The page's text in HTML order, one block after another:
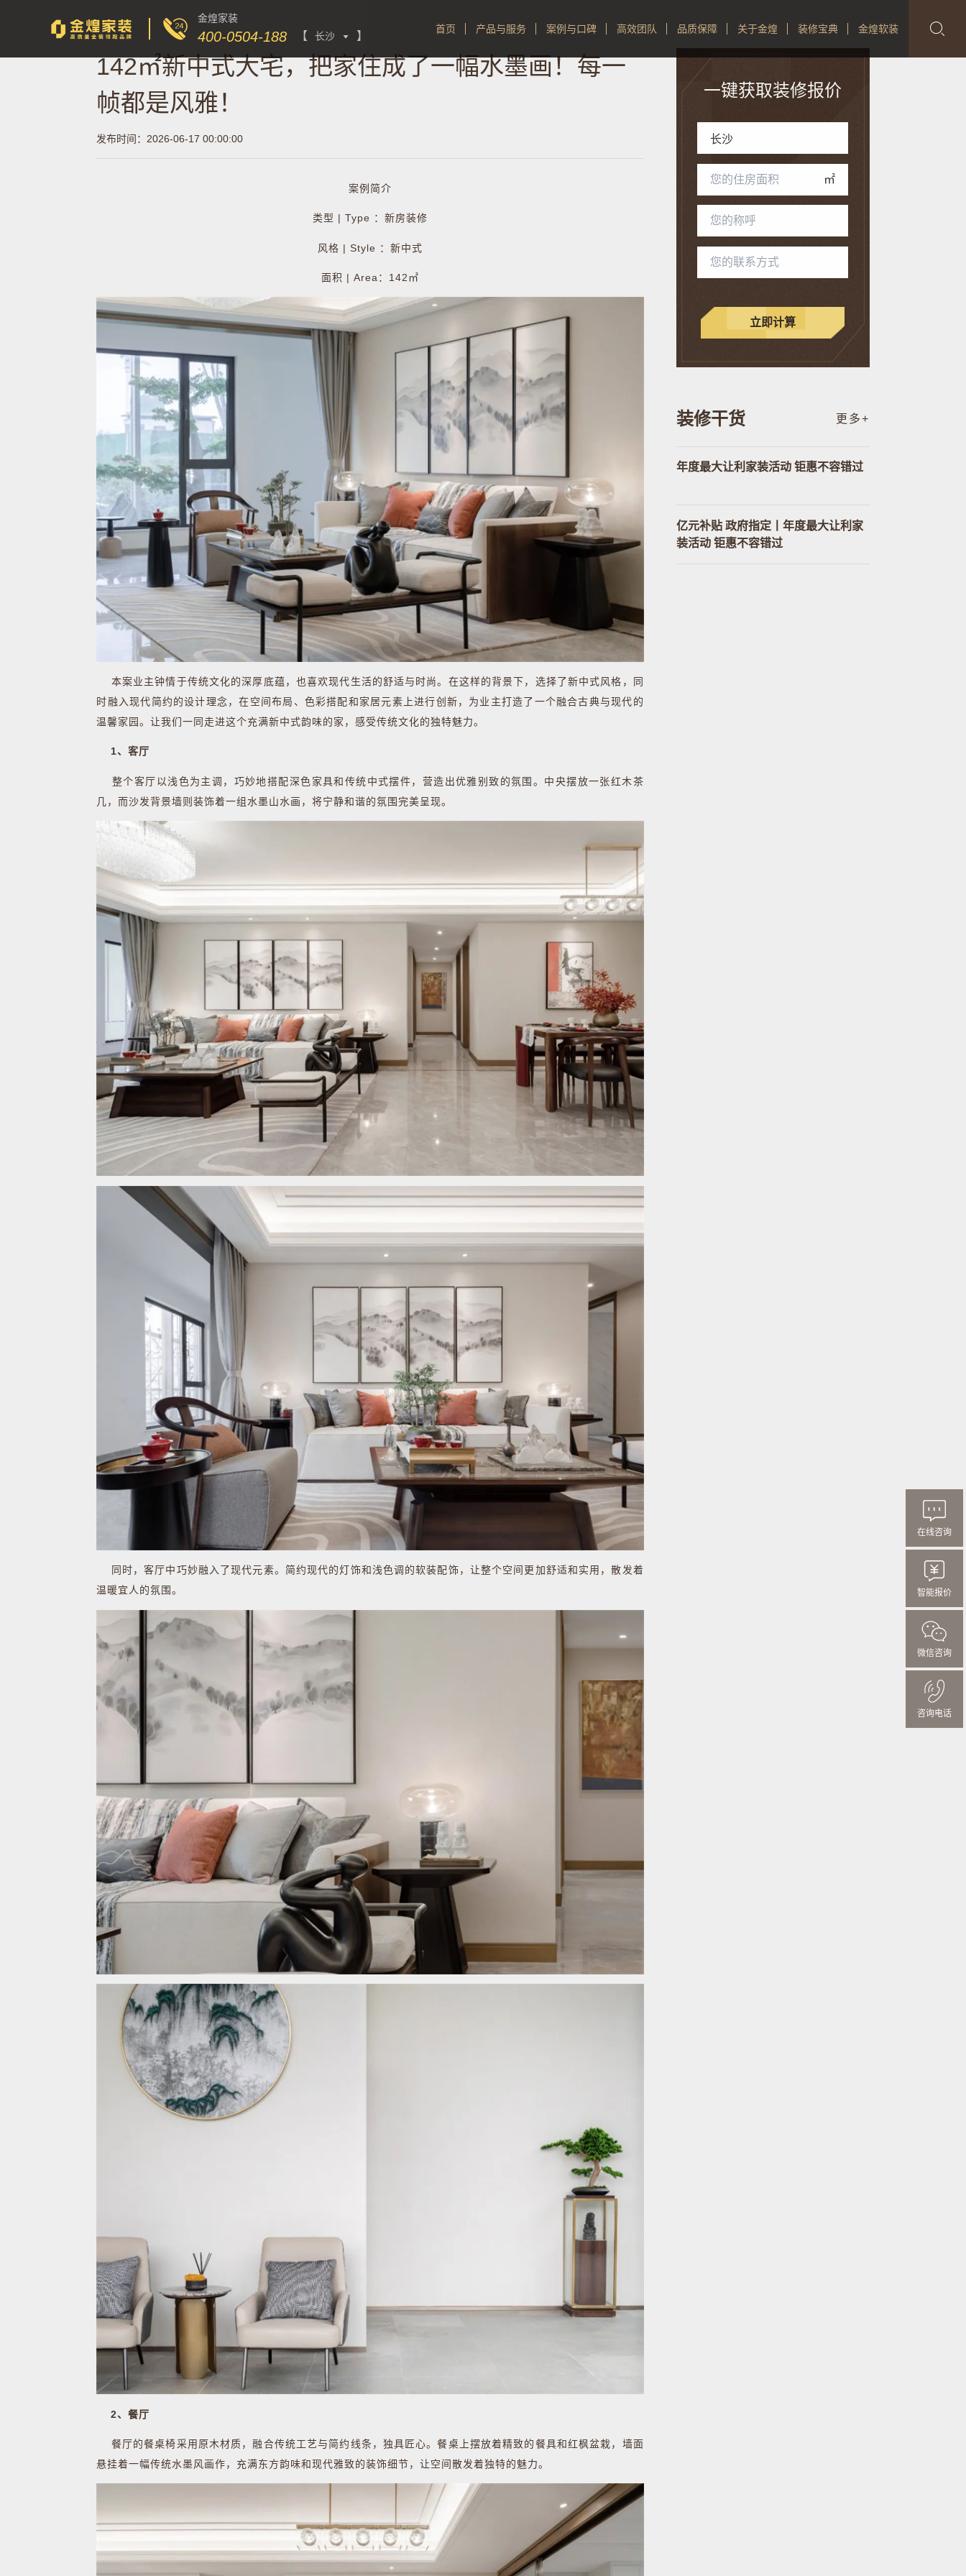
金煌家装
400-0504-188 【 长沙  】
首页 产品与服务 案例与口碑 高效团队 品质保障 关于金煌 装修宝典 金煌软装 
在线咨询
智能报价
微信咨询
咨询电话
142㎡新中式大宅，把家住成了一幅水墨画！每一
帧都是风雅！
发布时间：2026-06-17 00:00:00
案例简介
类型 | Type ：新房装修
风格 | Style ：新中式
面积 | Area：142㎡
本案业主钟情于传统文化的深厚底蕴，也喜欢现代生活的舒适与时尚。在这样的背景下，选择了新中式风格，同
时融入现代简约的设计理念，在空间布局、色彩搭配和家居元素上进行创新，为业主打造了一个融合古典与现代的
温馨家园。让我们一同走进这个充满新中式韵味的家，感受传统文化的独特魅力。
1、客厅
整个客厅以浅色为主调，巧妙地搭配深色家具和传统中式摆件，营造出优雅别致的氛围。中央摆放一张红木茶
几，而沙发背景墙则装饰着一组水墨山水画，将宁静和谐的氛围完美呈现。
同时，客厅中巧妙融入了现代元素。简约现代的灯饰和浅色调的软装配饰，让整个空间更加舒适和实用，散发着
温暖宜人的氛围。
2、餐厅
餐厅的餐桌椅采用原木材质，融合传统工艺与简约线条，独具匠心。餐桌上摆放着精致的餐具和红枫盆栽，墙面
悬挂着一幅传统水墨风画作，充满东方韵味和现代雅致的装饰细节，让空间散发着独特的魅力。
一键获取装修报价
㎡
立即计算
装修干货 更多+
年度最大让利家装活动 钜惠不容错过
亿元补贴 政府指定丨年度最大让利家
装活动 钜惠不容错过